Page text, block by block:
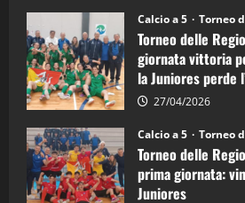
Torneo
delle
Regioni
di
calcio
a
5:
la
Juniores
è
vicecampione
d’Italia
Calcio a 5 Torneo
Torneo delle
giornata vittoria
la Juniores perde
27/04/2026
Calcio a 5 Torneo
Torneo delle
prima giornata:
Juniores